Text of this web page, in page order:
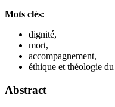
Mots clés:
dignité,
mort,
accompagnement,
éthique et théologie
Abstract